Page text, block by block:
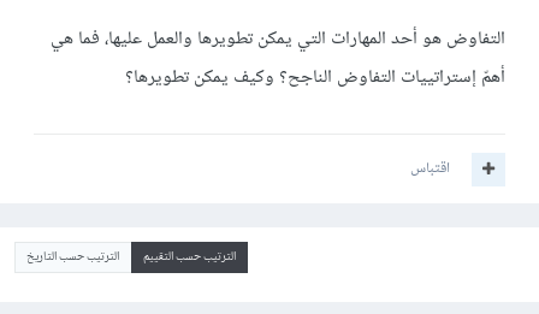
التفاوض هو أحد المهارات التي يمكن تطويرها والعمل عليها، فما هي
أهمّ إستراتييات التفاوض الناجح؟ وكيف يمكن تطويرها؟
اقتباس
الترتيب حسب التقييم الترتيب حسب التاريخ